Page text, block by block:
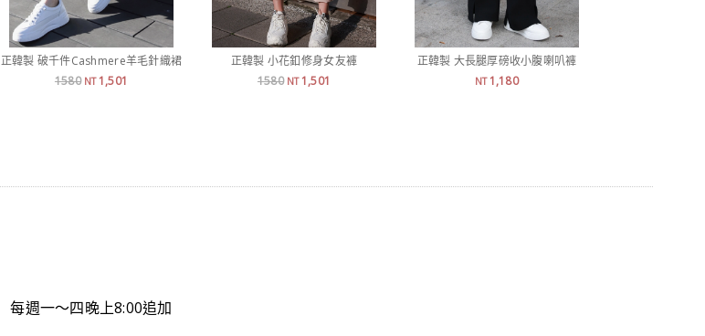
正韓製 破千件Cashmere羊毛針織裙
1580 NT1,501
正韓製 小花釦修身女友褲
1580 NT1,501
正韓製 大長腿厚磅收小腹喇叭褲
NT1,180
每週一～四晚上8:00追加